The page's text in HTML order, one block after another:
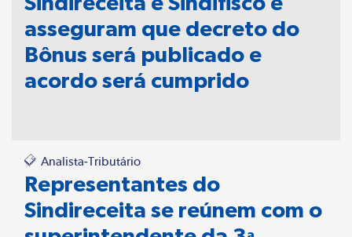
asseguram que decreto do
Bônus será publicado e
acordo será cumprido
Analista-Tributário
Representantes do
Sindireceita se reúnem com o